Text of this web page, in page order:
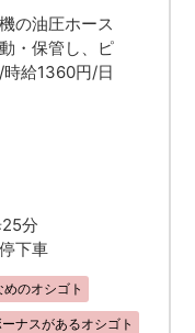
の油圧ホース
・保管し、ピ
給1360円/日
分
下車
のオシゴト
ナスがあるオシゴト